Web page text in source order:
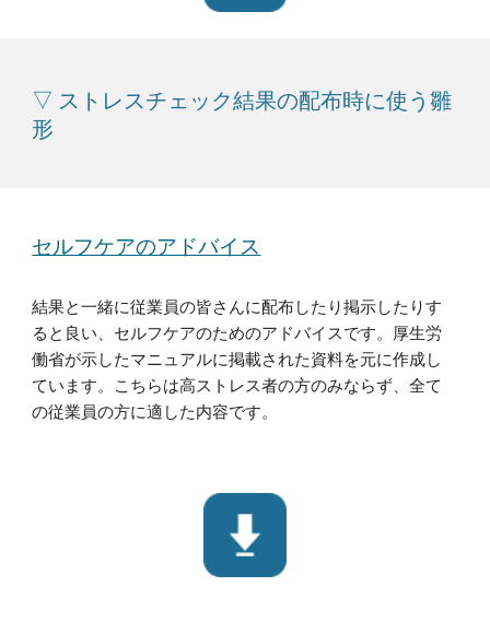
▽ ストレスチェック結果の配布時に使う雛
形
セルフケアのアドバイス
結果と一緒に従業員の皆さんに配布したり掲示したりす
ると良い、セルフケアのためのアドバイスです。厚生労
働省が示したマニュアルに掲載された資料を元に作成し
ています。こちらは高ストレス者の方のみならず、全て
の従業員の方に適した内容です。